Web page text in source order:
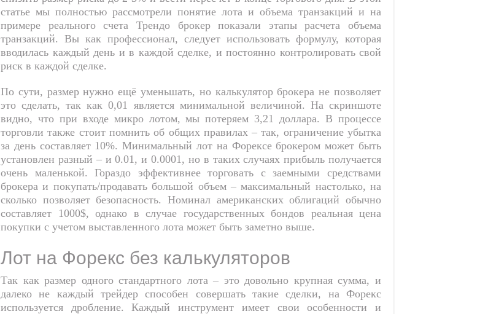
статье мы полностью рассмотрели понятие лота и объема транзакций и на
примере реального счета Трендо брокер показали этапы расчета объема
транзакций. Вы как профессионал, следует использовать формулу, которая
вводилась каждый день и в каждой сделке, и постоянно контролировать свой
риск в каждой сделке.
По сути, размер нужно ещё уменьшать, но калькулятор брокера не позволяет
это сделать, так как 0,01 является минимальной величиной. На скриншоте
видно, что при входе микро лотом, мы потеряем 3,21 доллара. В процессе
торговли также стоит помнить об общих правилах – так, ограничение убытка
за день составляет 10%. Минимальный лот на Форексе брокером может быть
установлен разный – и 0.01, и 0.0001, но в таких случаях прибыль получается
очень маленькой. Гораздо эффективнее торговать с заемными средствами
брокера и покупать/продавать большой объем – максимальный настолько, на
сколько позволяет безопасность. Номинал американских облигаций обычно
составляет 1000$, однако в случае государственных бондов реальная цена
покупки с учетом выставленного лота может быть заметно выше.
Лот на Форекс без калькуляторов
Так как размер одного стандартного лота – это довольно крупная сумма, и
далеко не каждый трейдер способен совершать такие сделки, на Форекс
используется дробление. Каждый инструмент имеет свои особенности и